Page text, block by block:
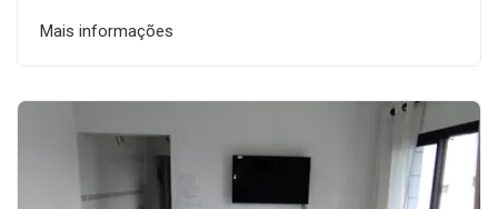
Mais informações